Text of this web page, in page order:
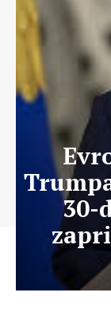
30-